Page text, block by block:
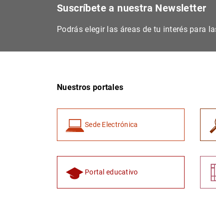
Suscríbete a nuestra Newsletter
Podrás elegir las áreas de tu interés para
Nuestros portales
Sede Electrónica
Portal educativo